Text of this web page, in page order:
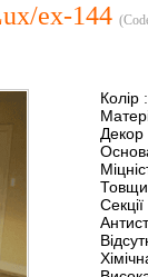
ex-144
Колір :
Декор
Секції